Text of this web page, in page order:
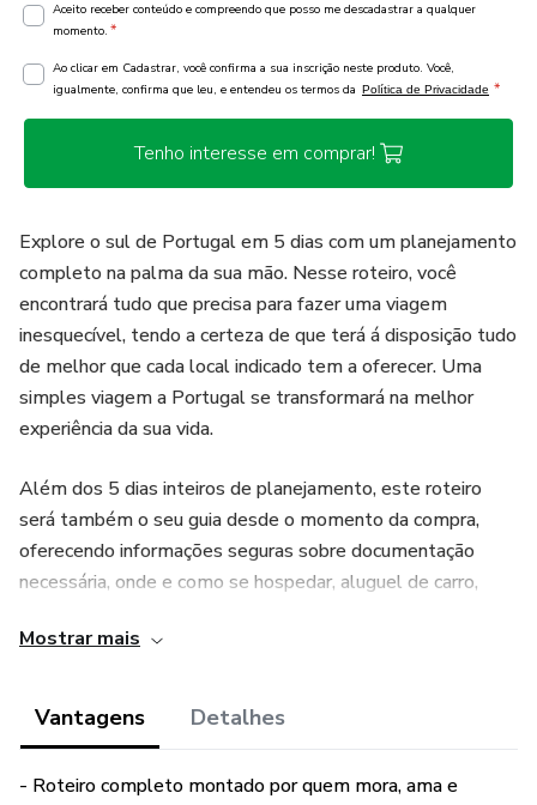
Aceito receber conteúdo e compreendo que posso me descadastrar a qualquer
momento. *
Ao clicar em Cadastrar, você confirma a sua inscrição neste produto. Você,
igualmente, confirma que leu, e entendeu os termos da Política de Privacidade *
Tenho interesse em comprar!
Explore o sul de Portugal em 5 dias com um planejamento
completo na palma da sua mão. Nesse roteiro, você
encontrará tudo que precisa para fazer uma viagem
inesquecível, tendo a certeza de que terá á disposição tudo
de melhor que cada local indicado tem a oferecer. Uma
simples viagem a Portugal se transformará na melhor
experiência da sua vida.
Além dos 5 dias inteiros de planejamento, este roteiro
será também o seu guia desde o momento da compra,
oferecendo informações seguras sobre documentação
necessária, onde e como se hospedar, aluguel de carro,
dinheiro, média de gastos, gastronomia e muito mais.
O Roteiro de 5 dias é um planejamento já pronto que inclui
9 cidades/vilas no seu itinerário, passando por: Albufeira,
e Faro. Uma viagem pela região sul do país, conhecendo o
Mostrar mais
Vantagens Detalhes
- Roteiro completo montado por quem mora, ama e